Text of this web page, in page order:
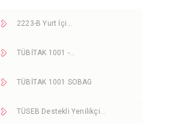
2223-B Yurt İçi…
TÜBİTAK 1001 -…
TÜBİTAK 1001 SOBAG
TÜSEB Destekli Yenilikçi…